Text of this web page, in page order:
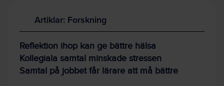
Artiklar: Forskning
Reflektion ihop kan ge bättre hälsa
Kollegiala samtal minskade stressen
Samtal på jobbet får lärare att må bättre